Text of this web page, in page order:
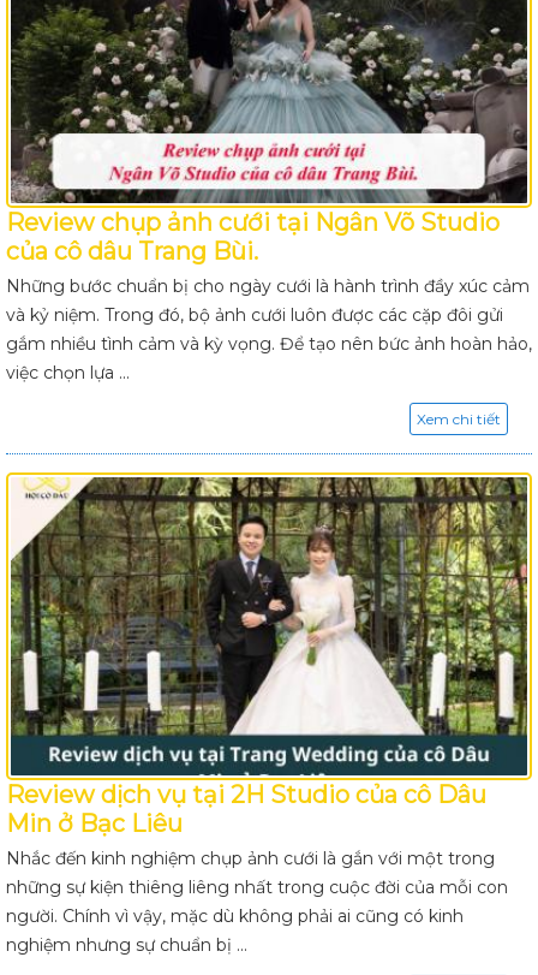
Review chụp ảnh cưới tại Ngân Võ Studio
của cô dâu Trang Bùi.
Những bước chuẩn bị cho ngày cưới là hành trình đầy xúc cảm
và kỷ niệm. Trong đó, bộ ảnh cưới luôn được các cặp đôi gửi
gắm nhiều tình cảm và kỳ vọng. Để tạo nên bức ảnh hoàn hảo,
việc chọn lựa ...
Xem chi tiết
Review dịch vụ tại 2H Studio của cô Dâu
Min ở Bạc Liêu
Nhắc đến kinh nghiệm chụp ảnh cưới là gắn với một trong
những sự kiện thiêng liêng nhất trong cuộc đời của mỗi con
người. Chính vì vậy, mặc dù không phải ai cũng có kinh
nghiệm nhưng sự chuẩn bị ...